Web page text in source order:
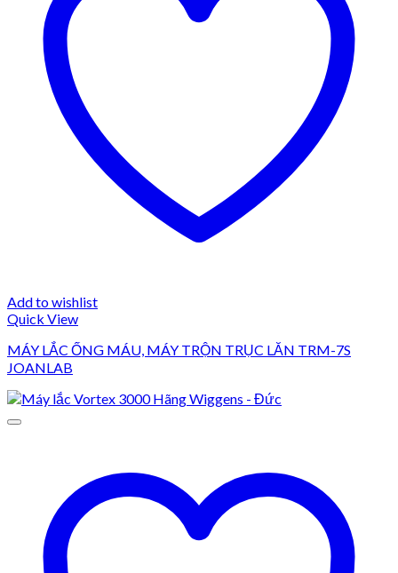
Add to wishlist
Quick View
MÁY LẮC ỐNG MÁU, MÁY TRỘN TRỤC LĂN TRM-7S
JOANLAB